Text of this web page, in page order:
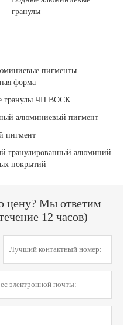
гранулы
пигменты
форма
гранулы ЧП ВОСК
алюминиевый пигмент
пигмент
гранулированный алюминий
покрытий
цену? Мы ответим
12 часов)